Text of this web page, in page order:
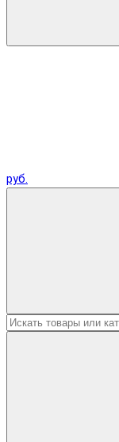
руб.